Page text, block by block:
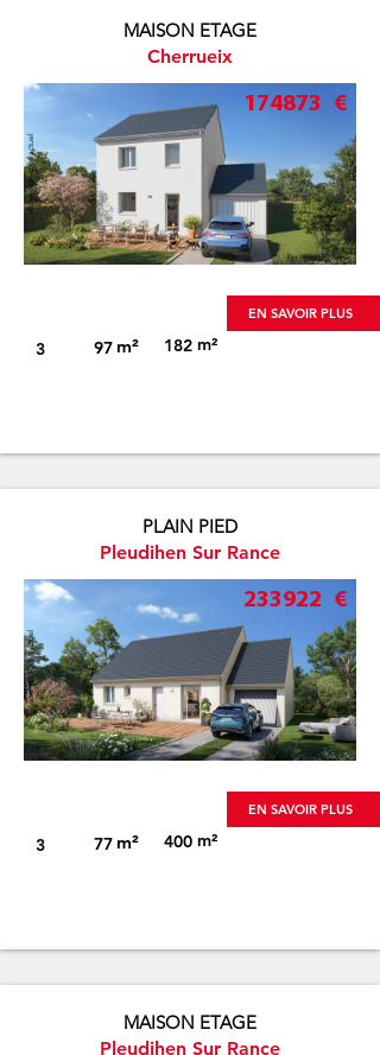
MAISON ETAGE
Cherrueix
Visuel non-contractuel
174873 €
3 97 m² 182 m²
EN SAVOIR PLUS
PLAIN PIED
Pleudihen Sur Rance
Visuel non-contractuel
233922 €
3 77 m² 400 m²
EN SAVOIR PLUS
MAISON ETAGE
Pleudihen Sur Rance